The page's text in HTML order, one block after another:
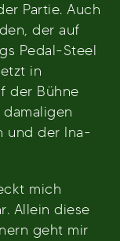
Partie. Auch
der auf
Pedal-Steel
in
der Bühne
und der Ina-
mich
Allein diese
geht mir